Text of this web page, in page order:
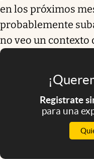
en los próximos
probablemente
no veo un contexto
Registrate
para una